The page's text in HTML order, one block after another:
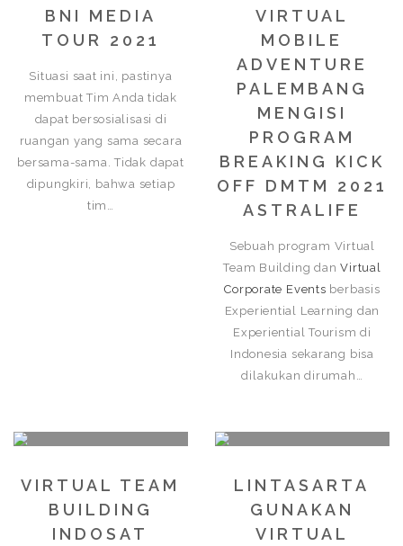
BNI MEDIA
TOUR 2021
Situasi saat ini, pastinya
membuat Tim Anda tidak
dapat bersosialisasi di
ruangan yang sama secara
bersama-sama. Tidak dapat
dipungkiri, bahwa setiap
tim…
VIRTUAL
MOBILE
ADVENTURE
PALEMBANG
MENGISI
PROGRAM
BREAKING KICK
OFF DMTM 2021
ASTRALIFE
Sebuah program Virtual
Team Building danVirtual
Corporate Events berbasis
Experiential Learning dan
Experiential Tourism di
Indonesia sekarang bisa
dilakukan dirumah…
VIRTUAL TEAM
BUILDING
INDOSAT
LINTASARTA
GUNAKAN
VIRTUAL